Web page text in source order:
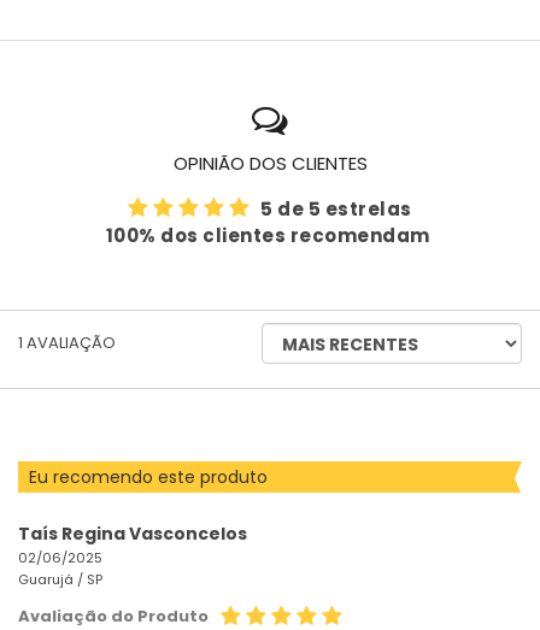
OPINIÃO DOS CLIENTES
5 de 5 estrelas
100% dos clientes recomendam
1 AVALIAÇÃO
ORDENAR
AVALIAÇÕES
Eu recomendo este produto
Taís Regina Vasconcelos
02/06/2025
Guarujá / SP
Avaliação do Produto